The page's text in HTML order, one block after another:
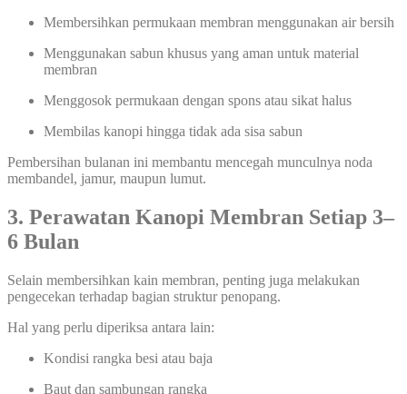
Membersihkan permukaan membran menggunakan air bersih
Menggunakan sabun khusus yang aman untuk material
membran
Menggosok permukaan dengan spons atau sikat halus
Membilas kanopi hingga tidak ada sisa sabun
Pembersihan bulanan ini membantu mencegah munculnya noda
membandel, jamur, maupun lumut.
3. Perawatan Kanopi Membran Setiap 3–
6 Bulan
Selain membersihkan kain membran, penting juga melakukan
pengecekan terhadap bagian struktur penopang.
Hal yang perlu diperiksa antara lain:
Kondisi rangka besi atau baja
Baut dan sambungan rangka